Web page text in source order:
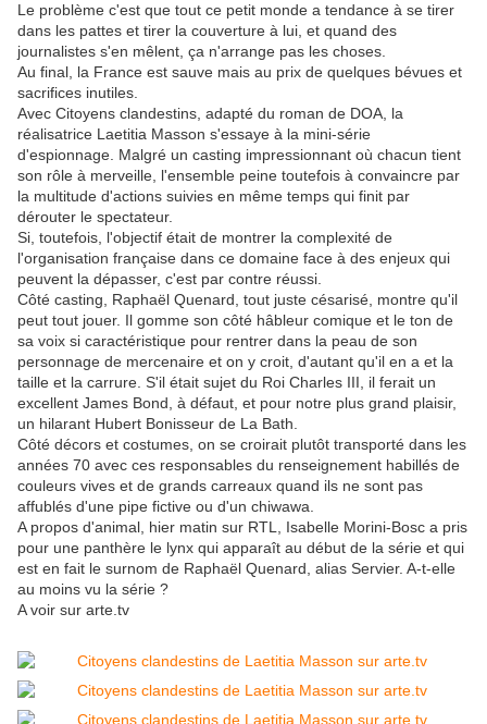
Le problème c'est que tout ce petit monde a tendance à se tirer
dans les pattes et tirer la couverture à lui, et quand des
journalistes s'en mêlent, ça n'arrange pas les choses.
Au final, la France est sauve mais au prix de quelques bévues et
sacrifices inutiles.
Avec Citoyens clandestins, adapté du roman de DOA, la
réalisatrice Laetitia Masson s'essaye à la mini-série
d'espionnage. Malgré un casting impressionnant où chacun tient
son rôle à merveille, l'ensemble peine toutefois à convaincre par
la multitude d'actions suivies en même temps qui finit par
dérouter le spectateur.
Si, toutefois, l'objectif était de montrer la complexité de
l'organisation française dans ce domaine face à des enjeux qui
peuvent la dépasser, c'est par contre réussi.
Côté casting, Raphaël Quenard, tout juste césarisé, montre qu'il
peut tout jouer. Il gomme son côté hâbleur comique et le ton de
sa voix si caractéristique pour rentrer dans la peau de son
personnage de mercenaire et on y croit, d'autant qu'il en a et la
taille et la carrure. S'il était sujet du Roi Charles III, il ferait un
excellent James Bond, à défaut, et pour notre plus grand plaisir,
un hilarant Hubert Bonisseur de La Bath.
Côté décors et costumes, on se croirait plutôt transporté dans les
années 70 avec ces responsables du renseignement habillés de
couleurs vives et de grands carreaux quand ils ne sont pas
affublés d'une pipe fictive ou d'un chiwawa.
A propos d'animal, hier matin sur RTL, Isabelle Morini-Bosc a pris
pour une panthère le lynx qui apparaît au début de la série et qui
est en fait le surnom de Raphaël Quenard, alias Servier. A-t-elle
au moins vu la série ?
A voir sur arte.tv